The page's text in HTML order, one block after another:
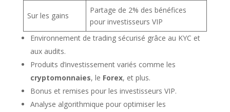
Sur les gains
Partage de 2% des bénéfices
pour investisseurs VIP
Environnement de trading sécurisé grâce au KYC et
aux audits.
Produits d’investissement variés comme les
cryptomonnaies, le Forex, et plus.
Bonus et remises pour les investisseurs VIP.
Analyse algorithmique pour optimiser les